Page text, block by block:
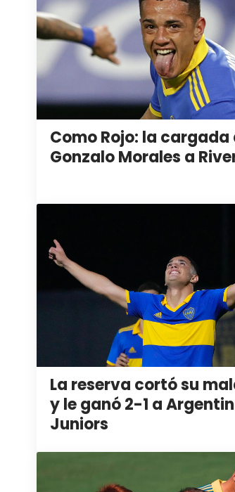
Como Rojo: la cargada
Gonzalo Morales a
La reserva cortó su
y le ganó 2-1 a
Juniors